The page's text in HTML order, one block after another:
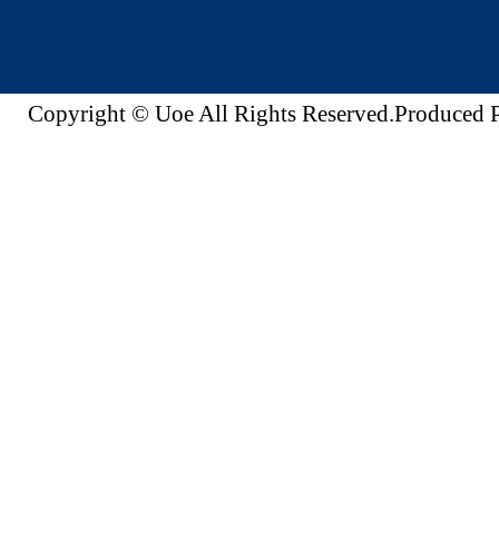
Copyright © Uoe All Rights Reserved.Produced